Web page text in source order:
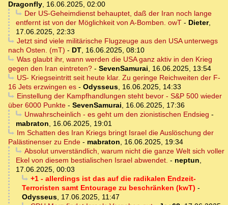
Dragonfly, 16.06.2025, 02:00
Der US-Geheimdienst behauptet, daß der Iran noch lange
entfernt ist von der Möglichkeit von A-Bomben. owT - Dieter,
17.06.2025, 22:33
Jetzt sind viele militärische Flugzeuge aus den USA unterwegs
nach Osten. (mT) - DT, 16.06.2025, 08:10
Was glaubt ihr, wann werden die USA ganz aktiv in den Krieg
gegen den Iran eintreten? - SevenSamurai, 16.06.2025, 13:54
US- Kriegseintritt seit heute klar. Zu geringe Reichweiten der F-
16 Jets erzwingen es - Odysseus, 16.06.2025, 14:33
Einstellung der Kampfhandlungen steht bevor - S&P 500 wieder
über 6000 Punkte - SevenSamurai, 16.06.2025, 17:36
Unwahrscheinlich - es geht um den zionistischen Endsieg -
mabraton, 16.06.2025, 19:01
Im Schatten des Iran Kriegs bringt Israel die Auslöschung der
Palästinenser zu Ende - mabraton, 16.06.2025, 19:34
Absolut unverständlich, warum nicht die ganze Welt sich voller
Ekel von diesem bestialischen Israel abwendet. - neptun,
17.06.2025, 00:03
+1 - allerdings ist das auf die radikalen Endzeit-
Terroristen samt Entourage zu beschränken (kwT) -
Odysseus, 17.06.2025, 11:47